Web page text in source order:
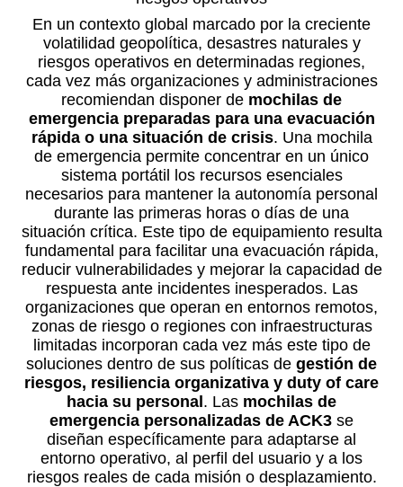
En un contexto global marcado por la creciente
volatilidad geopolítica, desastres naturales y
riesgos operativos en determinadas regiones,
cada vez más organizaciones y administraciones
recomiendan disponer de mochilas de
emergencia preparadas para una evacuación
rápida o una situación de crisis. Una mochila
de emergencia permite concentrar en un único
sistema portátil los recursos esenciales
necesarios para mantener la autonomía personal
durante las primeras horas o días de una
situación crítica. Este tipo de equipamiento resulta
fundamental para facilitar una evacuación rápida,
reducir vulnerabilidades y mejorar la capacidad de
respuesta ante incidentes inesperados. Las
organizaciones que operan en entornos remotos,
zonas de riesgo o regiones con infraestructuras
limitadas incorporan cada vez más este tipo de
soluciones dentro de sus políticas de gestión de
riesgos, resiliencia organizativa y duty of care
hacia su personal . Las mochilas de
emergencia personalizadas de ACK3 se
diseñan específicamente para adaptarse al
entorno operativo, al perfil del usuario y a los
riesgos reales de cada misión o desplazamiento.